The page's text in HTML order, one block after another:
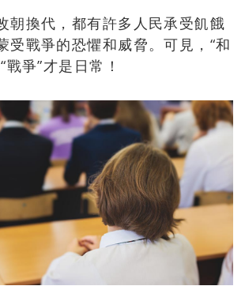
朝換代，都有許多人民承受飢餓
受戰爭的恐懼和威脅。可見，“和
戰爭”才是日常！